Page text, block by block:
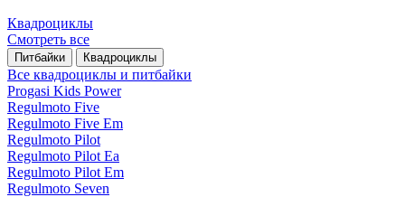
Квадроциклы
Смотреть все
Питбайки Квадроциклы
Все квадроциклы и питбайки
Progasi Kids Power
Regulmoto Five
Regulmoto Five Em
Regulmoto Pilot
Regulmoto Pilot Ea
Regulmoto Pilot Em
Regulmoto Seven